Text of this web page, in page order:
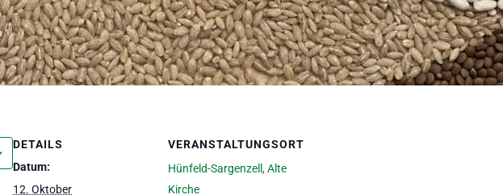
DETAILS
Datum:
12. Oktober
VERANSTALTUNGSORT
Hünfeld-Sargenzell, Alte
Kirche